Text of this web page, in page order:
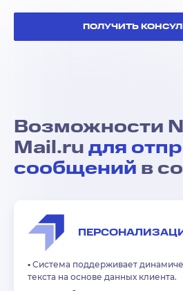
ПОЛУЧИТЬ
Возможности
Mail.ruдля
сообщений в
▪️ Система поддерживает
текста на основе данных клиента.